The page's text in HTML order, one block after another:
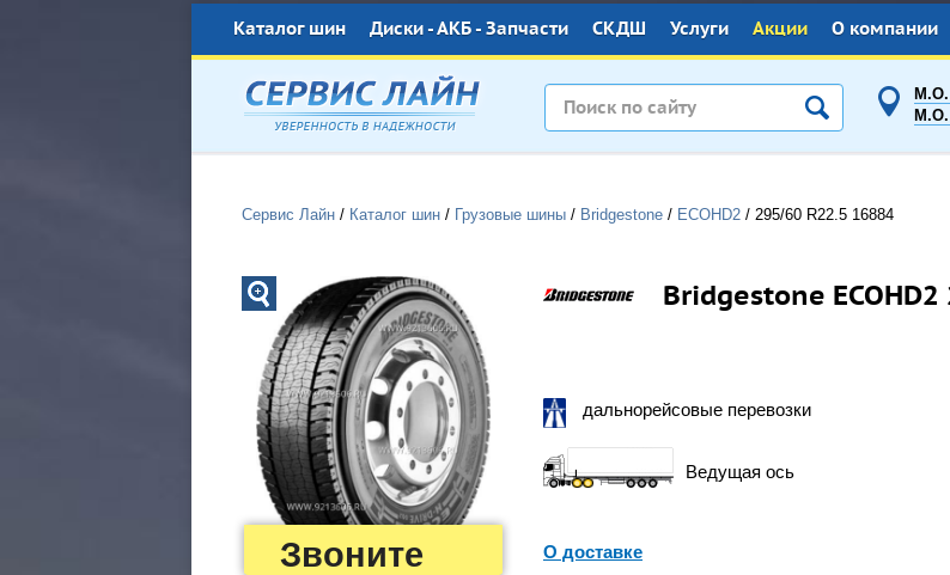
Каталог шин Диски - АКБ - Запчасти СКДШ Услуги Акции О компании
М.О.
М.О.
Сервис Лайн / Каталог шин / Грузовые шины / Bridgestone / ECOHD2 / 295/60 R22.5 16884
Звоните
Bridgestone
дальнорейсовые перевозки
Ведущая ось
О доставке